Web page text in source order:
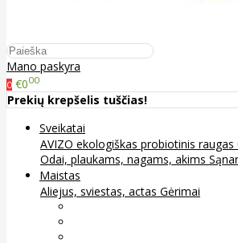
Mano paskyra
0 €000
Prekių krepšelis tuščias!
Sveikatai
AVIZO ekologiškas probiotinis raugas
Odai, plaukams, nagams, akims
Maistas
Aliejus, sviestas, actas Gėrimai